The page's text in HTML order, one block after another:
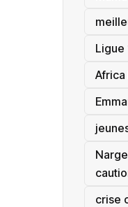
Ligue
‎Africa
crise